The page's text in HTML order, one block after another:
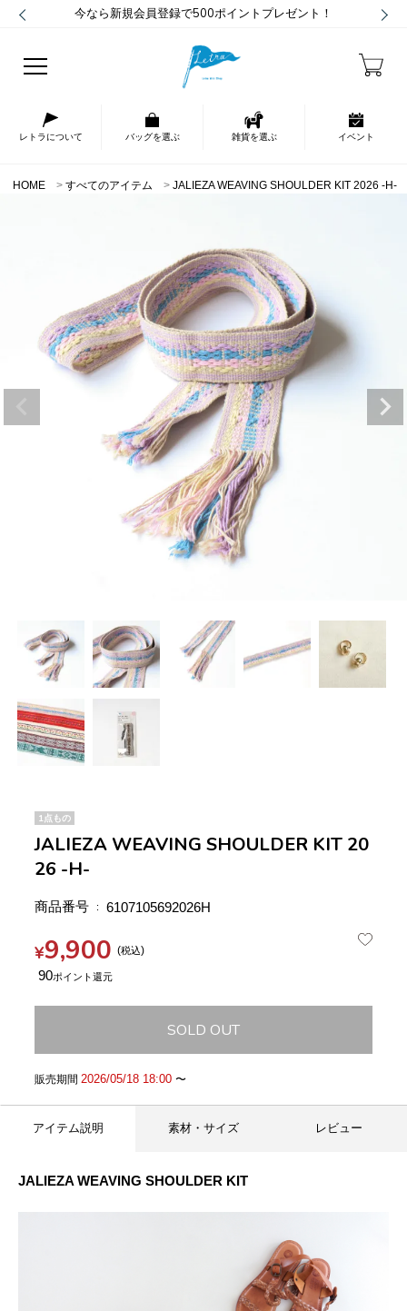
今なら新規会員登録で500ポイントプレゼント！
レトラについて バッグを選ぶ 雑貨を選ぶ イベント
HOME すべてのアイテム JALIEZA WEAVING SHOULDER KIT 2026 -H-
1点もの
JALIEZA WEAVING SHOULDER KIT 20
26 -H-
商品番号 6107105692026H
¥9,900 税込
90
SOLD OUT
販売期間 2026/05/18 18:00〜
アイテム説明 素材・サイズ レビュー
JALIEZA WEAVING SHOULDER KIT